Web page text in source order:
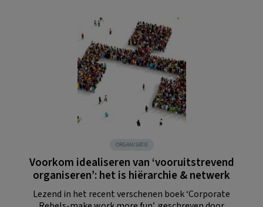
ORGANISATIE
Voorkom idealiseren van ‘vooruitstrevend
organiseren’: het is hiërarchie & netwerk
Lezend in het recent verschenen boek ‘Corporate